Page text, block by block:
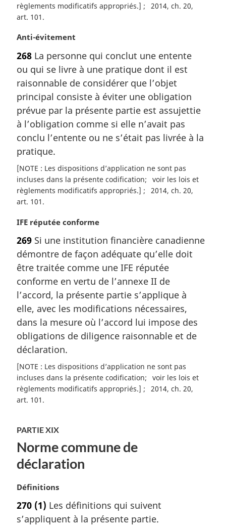
règlements modificatifs appropriés.]
2014, ch. 20,
art. 101
N
t
e
m
a
r
g
i
n
a
l
e
:
Anti-évitement
268 La personne qui conclut une entente
ou qui se livre à une pratique dont il est
raisonnable de considérer que l’objet
principal consiste à éviter une obligation
prévue par la présente partie est assujettie
à l’obligation comme si elle n’avait pas
conclu l’entente ou ne s’était pas livrée à la
pratique.
[NOTE : Les dispositions d’application ne sont pas
incluses dans la présente codification
voir les lois et
règlements modificatifs appropriés.]
2014, ch. 20,
art. 101
N
t
e
m
a
g
i
n
a
e
:
IFE réputée conforme
269 Si une institution financière canadienne
démontre de façon adéquate qu’elle doit
être traitée comme une IFE réputée
conforme en vertu de l’annexe II de
l’accord, la présente partie s’applique à
elle, avec les modifications nécessaires,
dans la mesure où l’accord lui impose des
obligations de diligence raisonnable et de
déclaration.
[NOTE : Les dispositions d’application ne sont pas
incluses dans la présente codification
voir les lois et
règlements modificatifs appropriés.]
2014, ch. 20,
art. 101
PARTIE XIX
Norme commune de
déclaration
N
t
e
Définitions
270 (1) Les définitions qui suivent
s’appliquent à la présente partie.